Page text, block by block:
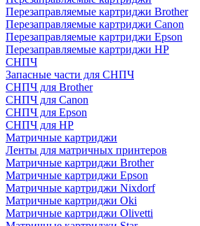
Перезаправляемые картриджи Brother
Перезаправляемые картриджи Canon
Перезаправляемые картриджи Epson
Перезаправляемые картриджи HP
СНПЧ
Запасные части для СНПЧ
СНПЧ для Brother
СНПЧ для Canon
СНПЧ для Epson
СНПЧ для HP
Матричные картриджи
Ленты для матричных принтеров
Матричные картриджи Brother
Матричные картриджи Epson
Матричные картриджи Nixdorf
Матричные картриджи Oki
Матричные картриджи Olivetti